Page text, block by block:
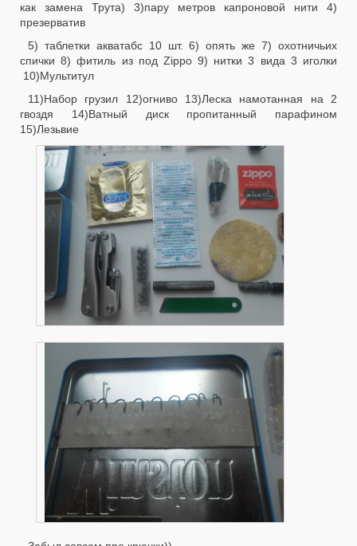
как замена Трута) 3)пару метров капроновой нити 4)
презерватив
5) таблетки акватабс 10 шт. 6) опять же 7) охотничьих
спички 8) фитиль из под Zippo 9) нитки 3 вида 3 иголки
10)Мультитул
11)Набор грузил 12)огниво 13)Леска намотанная на 2
гвоздя 14)Ватный диск пропитанный парафином
15)Лезьвие